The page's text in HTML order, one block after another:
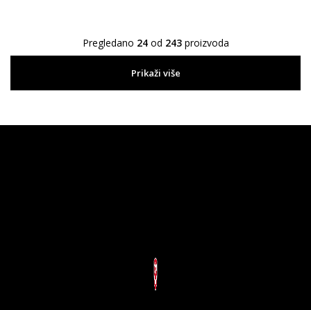
Pregledano 24od 243proizvoda
Prikaži više